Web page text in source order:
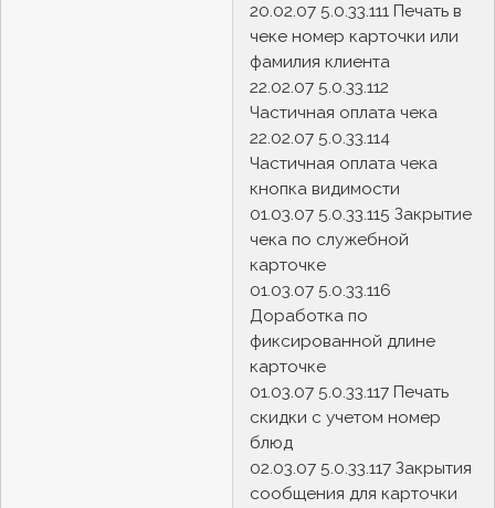
20.02.07 5.0.33.111 Печать в
чеке номер карточки или
фамилия клиента
22.02.07 5.0.33.112
Частичная оплата чека
22.02.07 5.0.33.114
Частичная оплата чека
кнопка видимости
01.03.07 5.0.33.115 Закрытие
чека по служебной
карточке
01.03.07 5.0.33.116
Доработка по
фиксированной длине
карточке
01.03.07 5.0.33.117 Печать
скидки с учетом номер
блюд
02.03.07 5.0.33.117 Закрытия
сообщения для карточки